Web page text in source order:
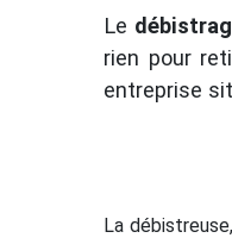
Le
rien pour
entreprise
La